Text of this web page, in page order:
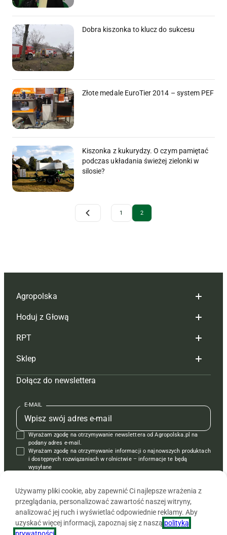
Dobra kiszonka to klucz do sukcesu
Złote medale EuroTier 2014 – system PEF
Kiszonka z kukurydzy. O czym pamiętać
podczas układania świeżej zielonki w
silosie?
Archive Pagination
1 2
Agropolska
Redakcja
Reklama
Tagi
Mapa serwisu
Kontakt
Regulamin
Polityka prywatności
Hoduj z Głową
Hoduj z głową bydło
Hoduj z głową świnie
Prenumerata
Redakcja
Kontakt
Reklama
RPT
Redakcja
Prenumerata
Reklama
Kontakt
Krzyżówki
Sklep
Czasopisma i prenumerata
Książki
Regulamin
Dołącz do newslettera
E-MAIL
Wyrażam zgodę na otrzymywanie newslettera od Agropolska.pl na
podany adres e-mail.
Wyrażam zgodę na otrzymywanie informacji o najnowszych produktach
i dostępnych rozwiązaniach w rolnictwie – informacje te będą
wysyłane
Używamy pliki cookie, aby zapewnić Ci najlepsze wrażenia z
przeglądania, personalizować zawartość naszej witryny,
analizować jej ruch i wyświetlać odpowiednie reklamy. Aby
uzyskać więcej informacji, zapoznaj się z naszą polityką